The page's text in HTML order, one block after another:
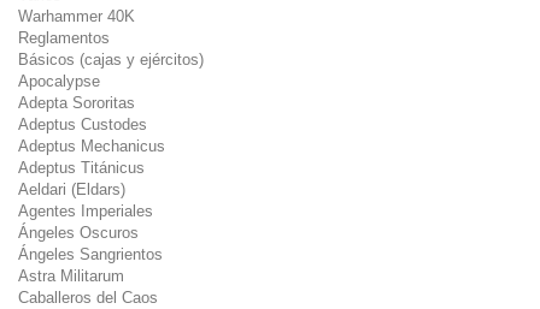
Warhammer 40K
Reglamentos
Básicos (cajas y ejércitos)
Apocalypse
Adepta Sororitas
Adeptus Custodes
Adeptus Mechanicus
Adeptus Titánicus
Aeldari (Eldars)
Agentes Imperiales
Ángeles Oscuros
Ángeles Sangrientos
Astra Militarum
Caballeros del Caos